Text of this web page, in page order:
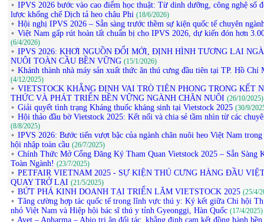
IPVS 2026 bước vào cao điểm học thuật: Từ dinh dưỡng, công nghệ số
lược khống chế Dịch tả heo châu Phi (18/6/2026)
Hội nghị IPVS 2026 – Sẵn sàng trước thềm sự kiện quốc tế chuyên
Việt Nam gấp rút hoàn tất chuẩn bị cho IPVS 2026, dự kiến đón hơn
(6/4/2026)
IPVS 2026: KHƠI NGUỒN ĐỔI MỚI, ĐỊNH HÌNH TƯƠNG LAI
NUÔI TOÀN CẦU BỀN VỮNG (15/1/2026)
Khánh thành nhà máy sản xuất thức ăn thú cưng đầu tiên tại TP. Hồ Chí
(4/12/2025)
VIETSTOCK KHẲNG ĐỊNH VAI TRÒ TIÊN PHONG TRONG KẾT
THỨC VÀ PHÁT TRIỂN BỀN VỮNG NGÀNH CHĂN NUÔI (26/10/2025)
Giải quyết tình trạng Kháng thuốc kháng sinh tại Vietstock 2025 (30/9/
Hội thảo đầu bờ Vietstock 2025: Kết nối và chia sẻ tầm nhìn từ các
(8/8/2025)
IPVS 2026: Bước tiến vượt bậc của ngành chăn nuôi heo Việt Nam
hội nhập toàn cầu (26/7/2025)
Chính Thức Mở Cổng Đăng Ký Tham Quan Vietstock 2025 – Sẵn Sàng
Toàn Ngành! (23/7/2025)
PETFAIR VIETNAM 2025 - SỰ KIỆN THÚ CƯNG HÀNG ĐẦU
QUAY TRỞ LẠI (21/5/2025)
BỨT PHÁ KINH DOANH TẠI TRIỂN LÃM VIETSTOCK 2025 (25/4/
Tăng cường hợp tác quốc tế trong lĩnh vực thú y: Ký kết giữa Chi hội
nhỏ Việt Nam và Hiệp hội bác sĩ thú y tỉnh Gyeonggi, Hàn Quốc (17/4/2025)
Avet – Apharma – Abio tri ân đối tác, khẳng định cam kết đồng hành